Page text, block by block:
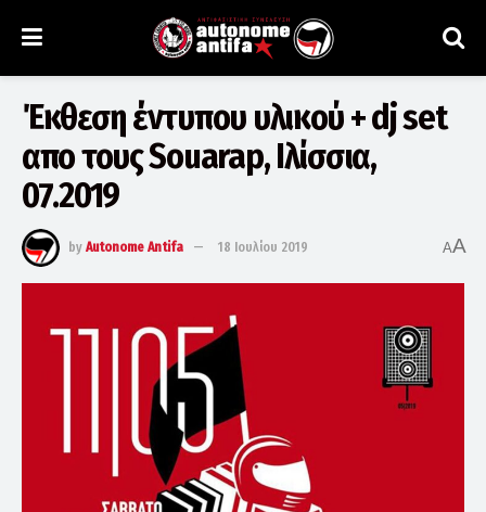
Έκθεση έντυπου υλικού + dj set
απο τους Souarap, Ιλίσσια,
07.2019
by Autonome Antifa 18 Ιουλίου 2019 AA